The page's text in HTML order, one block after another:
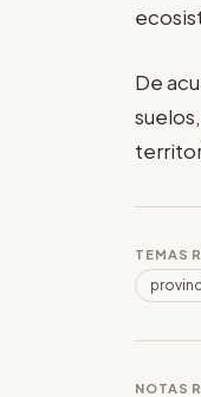
De
TEMAS
NOTAS